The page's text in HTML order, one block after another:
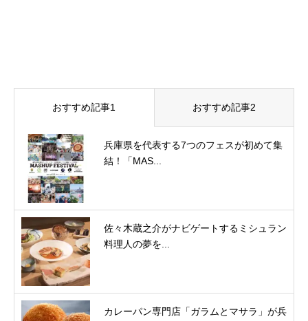
おすすめ記事1 おすすめ記事2
兵庫県を代表する7つのフェスが初めて集
結！「MAS...
佐々木蔵之介がナビゲートするミシュラン
料理人の夢を...
カレーパン専門店「ガラムとマサラ」が兵